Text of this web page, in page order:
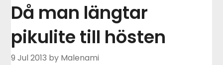
Då man längtar
pikulite till hösten
9 Jul 2013 by Malenami